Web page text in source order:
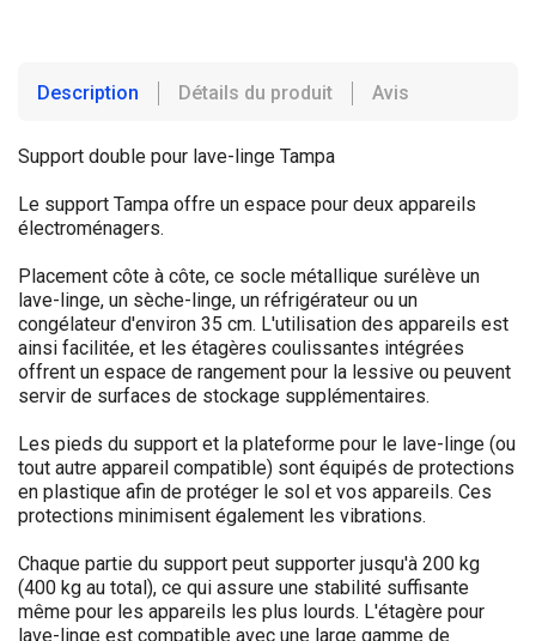
Description Détails du produit Avis
Support double pour lave-linge Tampa
Le support Tampa offre un espace pour deux appareils
électroménagers.
Placement côte à côte, ce socle métallique surélève un
lave-linge, un sèche-linge, un réfrigérateur ou un
congélateur d'environ 35 cm. L'utilisation des appareils est
ainsi facilitée, et les étagères coulissantes intégrées
offrent un espace de rangement pour la lessive ou peuvent
servir de surfaces de stockage supplémentaires.
Les pieds du support et la plateforme pour le lave-linge (ou
tout autre appareil compatible) sont équipés de protections
en plastique afin de protéger le sol et vos appareils. Ces
protections minimisent également les vibrations.
Chaque partie du support peut supporter jusqu'à 200 kg
(400 kg au total), ce qui assure une stabilité suffisante
même pour les appareils les plus lourds. L'étagère pour
lave-linge est compatible avec une large gamme de